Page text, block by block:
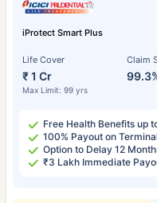
iProtect Smart Plus
Life Cover
₹ 1 Cr
Max Limit: 99 yrs
Claim
Free Health Benefits up
100% Payout on
Option to Delay 12
₹3 Lakh Immediate